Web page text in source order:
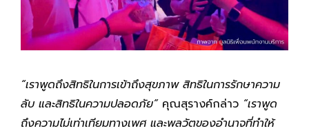
“เราพูดถึงสิทธิในการเข้าถึงสุขภาพ สิทธิในการรักษาความ
ลับ และสิทธิในความปลอดภัย”คุณสุรางค์กล่าว “เราพูด
ถึงความไม่เท่าเทียมทางเพศ และพลวัตของอำนาจที่ทำให้